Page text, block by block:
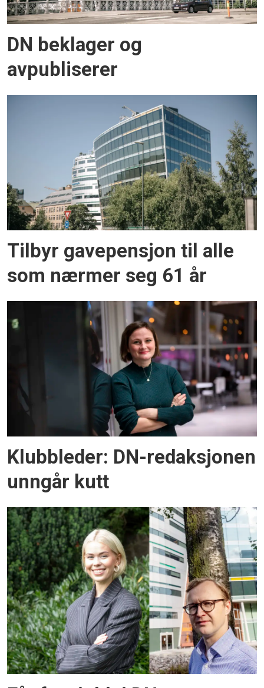
DN beklager og
avpubliserer
Tilbyr gavepensjon til alle
som nærmer seg 61 år
Klubbleder: DN-redaksjonen
unngår kutt